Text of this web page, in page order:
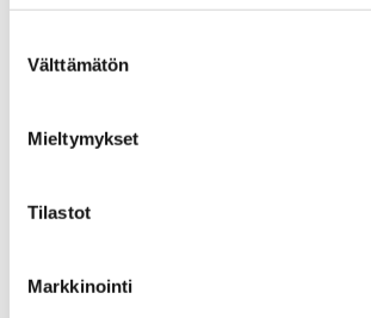
valinta
Välttämätön
Mieltymykset
Tilastot
Markkinointi
kanavalle, jotta sen voi katsoa myös
myöhemmin. Palautteesta saadaan
Kuva: kuvakaappaus live-lähetyksestä